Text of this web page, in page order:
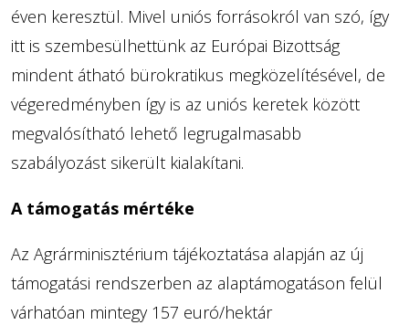
éven keresztül. Mivel uniós forrásokról van szó, így
itt is szembesülhettünk az Európai Bizottság
mindent átható bürokratikus megközelítésével, de
végeredményben így is az uniós keretek között
megvalósítható lehető legrugalmasabb
szabályozást sikerült kialakítani.
A támogatás mértéke
Az Agrárminisztérium tájékoztatása alapján az új
támogatási rendszerben az alaptámogatáson felül
várhatóan mintegy 157 euró/hektár